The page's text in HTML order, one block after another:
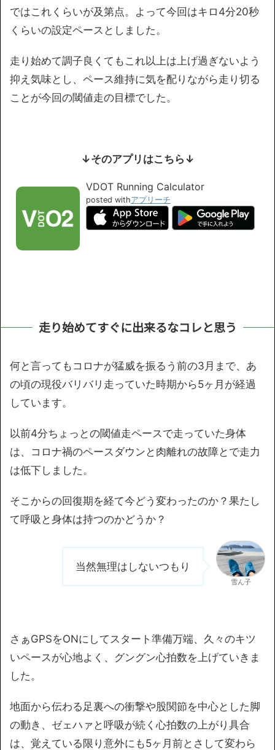
ではこれくらいが及第点。よって今回はキロ4分20秒
くらいの設定ペースとしました。
走り始めて調子良くてもこれ以上は上げ過ぎないよう
抑え気味とし、ペース維持に気を配りながら走り切る
ことが今回の閾値走の目標でした。
↓そのアプリはこちら↓
VDOT Running Calculator
posted withアプリーチ
走り始めてすぐに出来るなコレと思う
何と言ってもコロナが猛威を振るう前の3月まで、あ
の頃の現役バリバリ走っていた時期から5ヶ月が経過
しています。
以前4分ちょっとの閾値走ペースで走っていた身体
は、コロナ禍のペースダウンと肉離れの故障とで走力
は低下しました。
そこからの回復期を経て今どう変わったのか？果たし
て呼吸と身体は持つのかどうか？
当然無理はしないつもり
雪ん子
さぁGPSをONにしてスタート準備万端、久々のキツ
いペースが心地よく、グングン心拍数を上げていきま
した。
地面から伝わる足裏への衝撃や股関節を中心とした脚
の動き、ゼェハァと呼吸が続く心拍数の上がり具合
は、覚えている限り意外にも5ヶ月前とさして変わら